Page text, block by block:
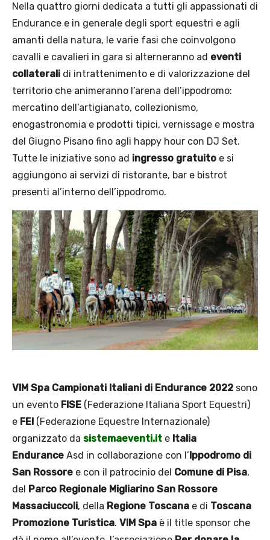
Nella quattro giorni dedicata a tutti gli appassionati di
Endurance e in generale degli sport equestri e agli
amanti della natura, le varie fasi che coinvolgono
cavalli e cavalieri in gara si alterneranno ad eventi
collaterali di intrattenimento e di valorizzazione del
territorio che animeranno l’arena dell’ippodromo:
mercatino dell’artigianato, collezionismo,
enogastronomia e prodotti tipici, vernissage e mostra
del Giugno Pisano fino agli happy hour con DJ Set.
Tutte le iniziative sono ad ingresso gratuito e si
aggiungono ai servizi di ristorante, bar e bistrot
presenti al’interno dell’ippodromo.
VIM Spa Campionati Italiani di Endurance 2022 sono
un evento FISE (Federazione Italiana Sport Equestri)
e FEI (Federazione Equestre Internazionale)
organizzato da sistemaeventi.it e Italia
Endurance Asd in collaborazione con l’Ippodromo di
San Rossore e con il patrocinio del Comune di Pisa,
del Parco Regionale Migliarino San Rossore
Massaciuccoli, della Regione Toscana e di Toscana
Promozione Turistica. VIM Spa è il title sponsor che